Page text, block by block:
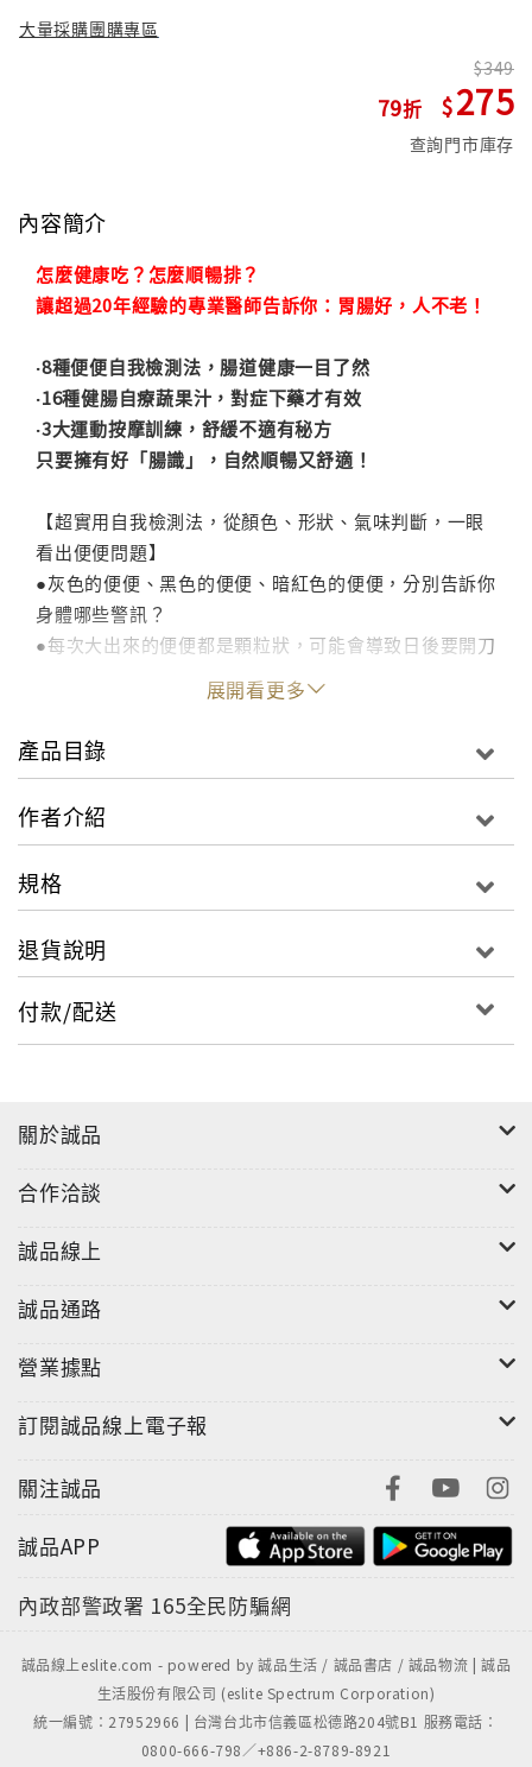
大量採購團購專區
79
349
275
查詢門市庫存
內容簡介
怎麼健康吃？怎麼順暢排？
讓超過20年經驗的專業醫師告訴你：胃腸好，人不老！
‧8種便便自我檢測法，腸道健康一目了然
‧16種健腸自療蔬果汁，對症下藥才有效
‧3大運動按摩訓練，舒緩不適有秘方
只要擁有好「腸識」，自然順暢又舒適！
【超實用自我檢測法，從顏色、形狀、氣味判斷，一眼
看出便便問題】
●灰色的便便、黑色的便便、暗紅色的便便，分別告訴你
身體哪些警訊？
●每次大出來的便便都是顆粒狀，可能會導致日後要開刀
●習慣一邊滑手機一邊醞釀便意的我，其實已經有健康疑
慮了？真的假的？
多一秒鐘都不行，大號完恨不得立馬沖水，眼不見為
自我檢測法，根據便便形狀、顏色判斷，就能化身為便
「便」知道。
【一解7大常見便便疾病：便秘、腸躁、痔瘡、肛裂、簍
管、膿瘍及腸癌】
腸胃翻騰、狂洩不已。大多數的亞洲人都有乳糖不耐
至出血。大腸直腸癌罹患人數逐節攀升，甚至有年輕化
初期沒有明顯徵兆，常被我們忽視，但做起亂來，早在
闢解析七大常見腸道疾病，一次解決你的疑惑！
【吃、喝、養、動！千呼萬喚屎出來，改善腸道健康，
從生活習慣對症下藥】
「複合食材」？哪些食物看似營養，卻暗地裡對消化不
好的你捅了一刀？你的「腸識」多寡，關係著生活舒不
舒適，快跟著專業營養師正確啟動腸道系統，吃出健
康，疾病小腹通通OUT！
別怕！本書獨家設計4大類型、共16杯的自療蔬果汁，
好喝又健康，就算懶人（或擠不出時間的窮忙族）也能
輕鬆一杯入口。拯救腸道不求人，從生活開始做些改
變，就能讓腸道獲得全面進化！
展開看更多
產品目錄
作者介紹
規格
退貨說明
付款/配送
關於誠品
合作洽談
誠品線上
誠品通路
營業據點
訂閱誠品線上電子報
關注誠品
誠品APP
內政部警政署 165全民防騙網
誠品線上eslite.com - powered by 誠品生活 / 誠品書店 / 誠品物流 | 誠品
生活股份有限公司 (eslite Spectrum Corporation)
統一編號：27952966 | 台灣台北市信義區松德路204號B1 服務電話：
0800-666-798／+886-2-8789-8921